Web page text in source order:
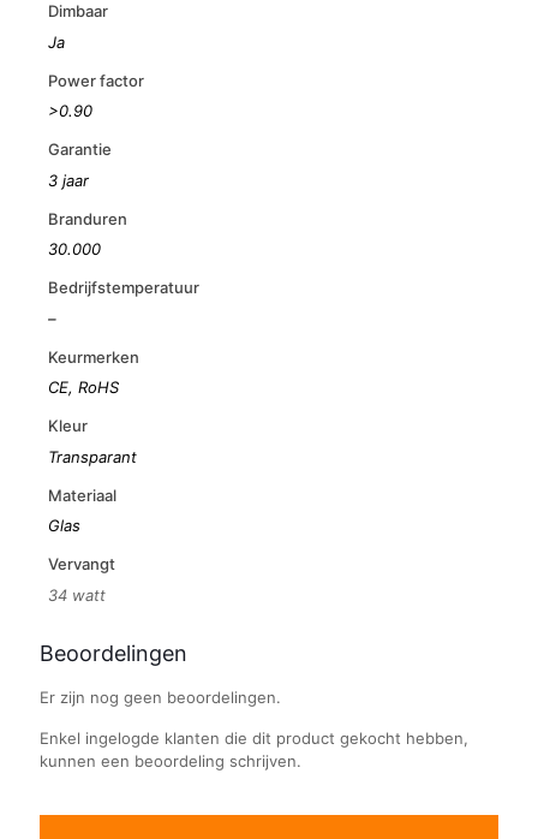
Dimbaar
Ja
Power factor
>0.90
Garantie
3 jaar
Branduren
30.000
Bedrijfstemperatuur
–
Keurmerken
CE, RoHS
Kleur
Transparant
Materiaal
Glas
Vervangt
34 watt
Beoordelingen
Er zijn nog geen beoordelingen.
Enkel ingelogde klanten die dit product gekocht hebben,
kunnen een beoordeling schrijven.